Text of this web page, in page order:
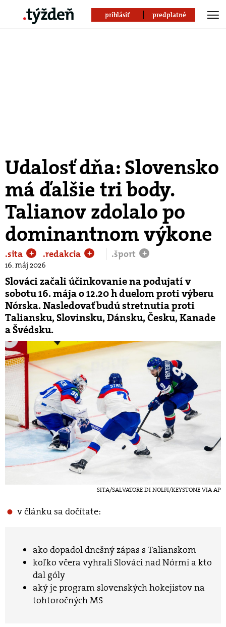
prihlásiť predplatné
Udalosť dňa: Slovensko
má ďalšie tri body.
Talianov zdolalo po
dominantnom výkone
.sita + .redakcia + .šport +
16. máj 2026
Slováci začali účinkovanie na podujatí v
sobotu 16. mája o 12.20 h duelom proti výberu
Nórska. Nasledovať budú stretnutia proti
Taliansku, Slovinsku, Dánsku, Česku, Kanade
a Švédsku.
SITA/SALVATORE DI NOLFI/KEYSTONE VIA AP
v článku sa dočítate:
ako dopadol dnešný zápas s Talianskom
koľko včera vyhrali Slováci nad Nórmi a kto
dal góly
aký je program slovenských hokejistov na
tohtoročných MS